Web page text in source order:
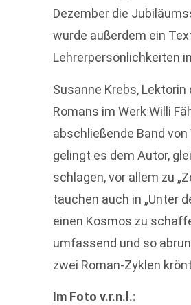
Dezember die
wurde außerdem ein
Lehrerpersönlichkeiten
Susanne Krebs, Lektorin
Romans im Werk Willi
abschließende Band
gelingt es dem Autor,
schlagen, vor allem zu
tauchen auch in „Unter
einen Kosmos zu
umfassend und so
zwei Roman-Zyklen
Im Foto v.r.n.l.: